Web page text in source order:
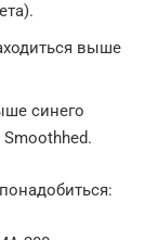
выше
синего